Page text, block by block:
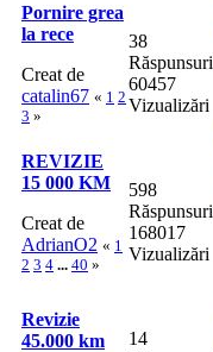
Pornire grea
la rece
Creat de
catalin67 « 1 2
3 »
38
Răspunsuri
60457
Vizualizări
REVIZIE
15 000 KM
Creat de
AdrianO2 « 1
2 3 4 ... 40 »
598
Răspunsuri
168017
Vizualizări
Revizie
45.000 km
14